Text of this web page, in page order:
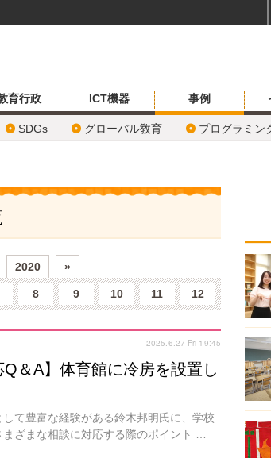
育行政 ICT機器 事例
SDGs グローバル敎育 プログラミン
2020 »
8 9 10 11 12
2025.6.27 Fri 19:45
Q＆A】体育館に冷房を設置し
て豊富な経験がある鈴木邦明氏に、学校
ざまな相談に対応する際のポイント …